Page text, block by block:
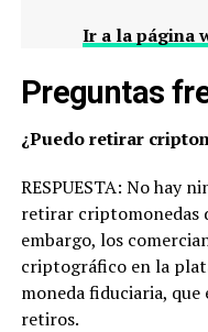
Ir a la página
Preguntas
¿Puedo retirar
RESPUESTA: No hay
retirar criptomonedas
embargo, los
criptográfico en la
moneda fiduciaria,
retiros.